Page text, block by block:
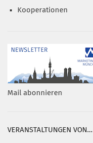
Kooperationen
Mail abonnieren
VERANSTALTUNGEN VON…